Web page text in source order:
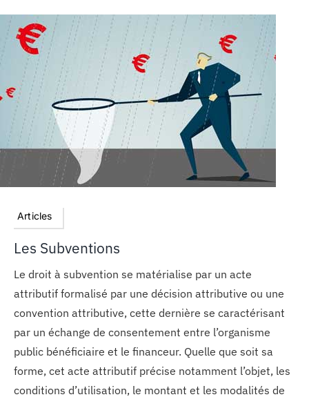
Articles
Les Subventions
Le droit à subvention se matérialise par un acte
attributif formalisé par une décision attributive ou une
convention attributive, cette dernière se caractérisant
par un échange de consentement entre l’organisme
public bénéficiaire et le financeur. Quelle que soit sa
forme, cet acte attributif précise notamment l’objet, les
conditions d’utilisation, le montant et les modalités de